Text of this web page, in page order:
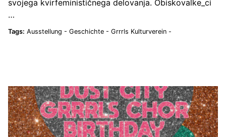
svojega kvirfeminističnega delovanja. Obiskovalke_ci
…
Tags: Ausstellung - Geschichte - Grrrls Kulturverein -